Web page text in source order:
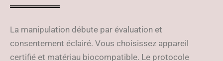
La manipulation débute par évaluation et
consentement éclairé. Vous choisissez appareil
certifié et matériau biocompatible. Le protocole